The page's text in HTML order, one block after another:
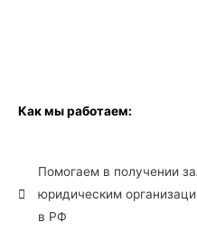
Как мы работаем:
Помогаем в получении
юридическим
в РФ